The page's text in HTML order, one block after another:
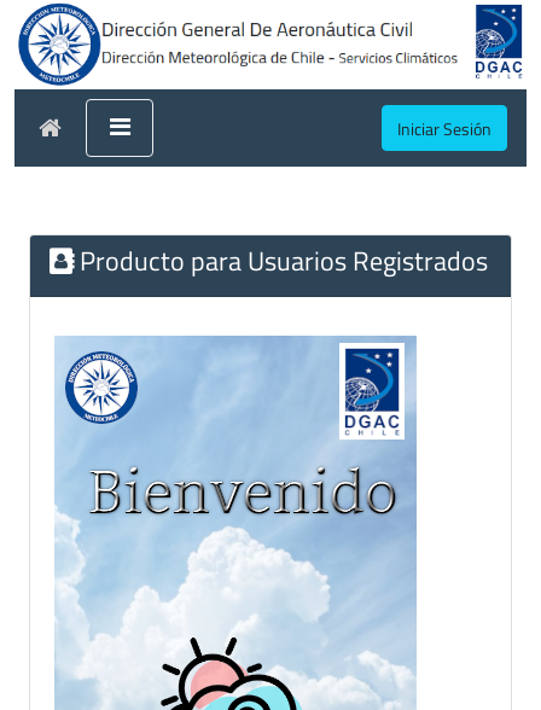
Iniciar Sesión
Producto para Usuarios Registrados